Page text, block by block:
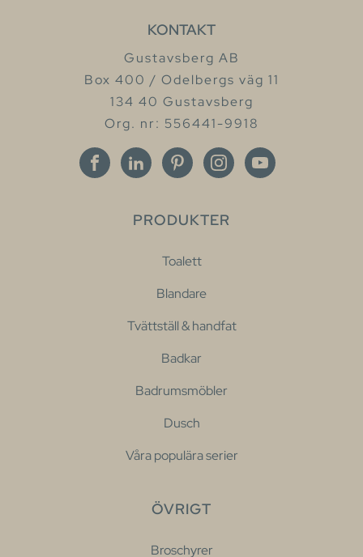
KONTAKT
Gustavsberg AB
Box 400 / Odelbergs väg 11
134 40 Gustavsberg
Org. nr: 556441-9918
PRODUKTER
Toalett
Blandare
Tvättställ & handfat
Badkar
Badrumsmöbler
Dusch
Våra populära serier
ÖVRIGT
Broschyrer